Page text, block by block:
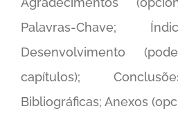
Palavras-Chave;
Desenvolvimento
capítulos);
Bibliográficas; Anexos